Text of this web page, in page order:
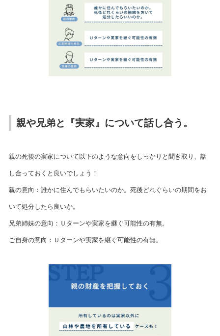
親や兄弟と『実家』について話し合う。
親の死後の実家について以下のような意向をしっかりと聞き取り、話
し合っておくと良いでしょう！
親の意向：誰かに住んでもらいたいのか。死後どれぐらいの期間をお
いて処分したら良いか。
兄弟姉妹の意向：Ｕターンや実家を継ぐ可能性の有無。
ご自身の意向： Ｕターンや実家を継ぐ可能性の有無。